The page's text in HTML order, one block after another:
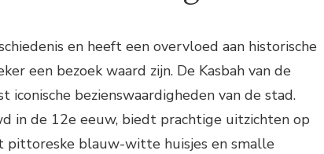
en heeft een overvloed aan historische
een bezoek waard zijn. De Kasbah van de
iconische bezienswaardigheden van de stad.
in de 12e eeuw, biedt prachtige uitzichten op
pittoreske blauw-witte huisjes en smalle